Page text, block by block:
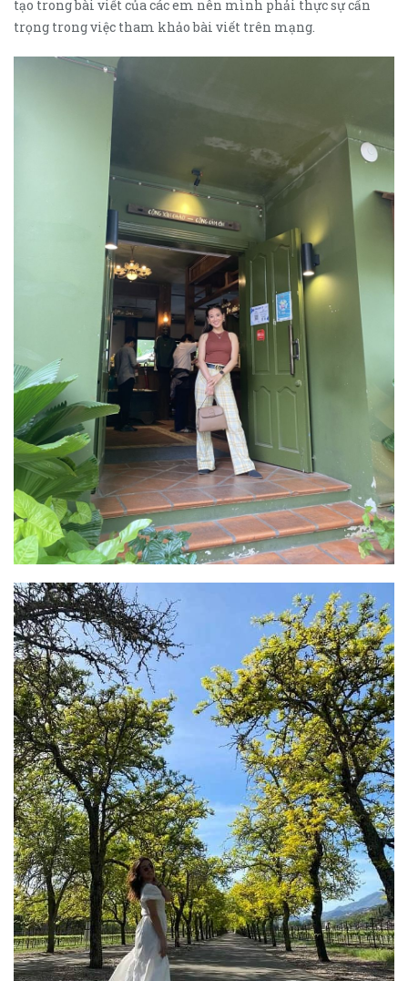
tạo trong bài viết của các em nên mình phải thực sự cẩn
trọng trong việc tham khảo bài viết trên mạng.